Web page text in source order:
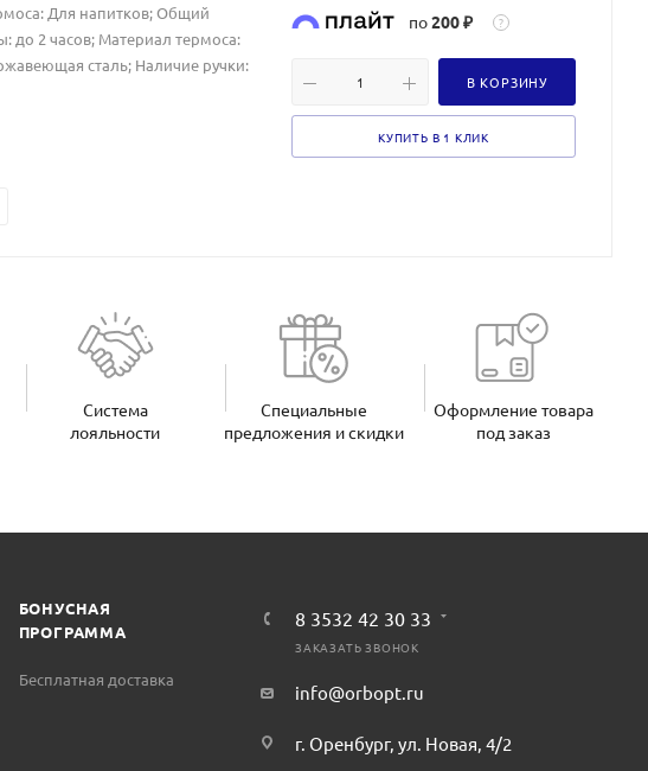
Для напитков; Общий
до 2 часов; Материал термоса:
сталь; Наличие ручки:
по200 ₽ ?
В КОРЗИНУ
КУПИТЬ В 1 КЛИК
Система
лояльности
Специальные
предложения и скидки
Оформление товара
под заказ
БОНУСНАЯ
ПРОГРАММА
Бесплатная доставка
8 3532 42 30 33
ЗАКАЗАТЬ ЗВОНОК
info@orbopt.ru
г. Оренбург, ул. Новая, 4/2